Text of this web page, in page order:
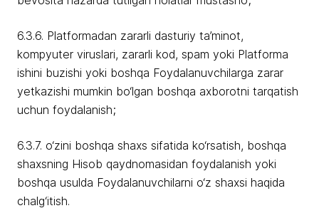
6.3.6. Platformadan zararli dasturiy ta’minot,
kompyuter viruslari, zararli kod, spam yoki Platforma
ishini buzishi yoki boshqa Foydalanuvchilarga zarar
yetkazishi mumkin bo‘lgan boshqa axborotni tarqatish
uchun foydalanish;
6.3.7. o‘zini boshqa shaxs sifatida ko‘rsatish, boshqa
shaxsning Hisob qaydnomasidan foydalanish yoki
boshqa usulda Foydalanuvchilarni o‘z shaxsi haqida
chalg‘itish.